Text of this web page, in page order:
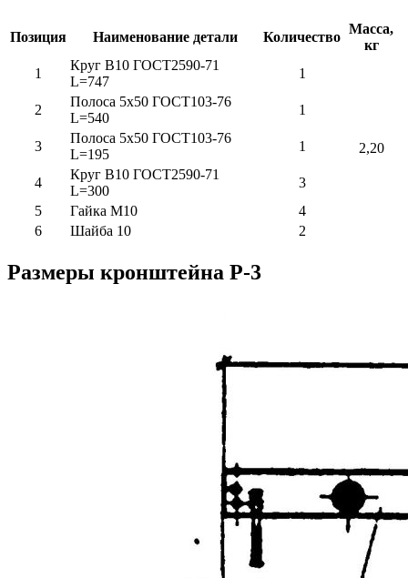
Позиция Наименование детали Количество
Масса,
кг
1
Круг В10 ГОСТ2590-71
L=747
1
2,20
2
Полоса 5х50 ГОСТ103-76
L=540
1
3
Полоса 5х50 ГОСТ103-76
L=195
1
4
Круг В10 ГОСТ2590-71
L=300
3
5
Гайка М10
4
6
Шайба 10 2
Размеры кронштейна Р-3